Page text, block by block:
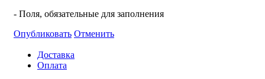
- Поля, обязательные для заполнения
Опубликовать Отменить
Доставка
Оплата